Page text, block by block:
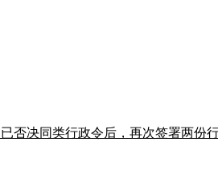
否决同类行政令后，再次签署两份